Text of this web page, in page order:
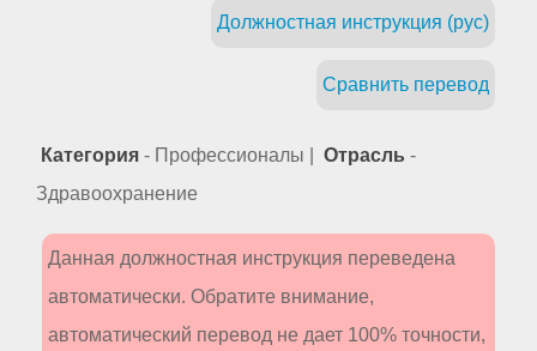
Должностная инструкция (рус)
Сравнить перевод
Категория - Профессионалы | Отрасль -
Здравоохранение
Данная должностная инструкция переведена
автоматически. Обратите внимание,
автоматический перевод не дает 100% точности,